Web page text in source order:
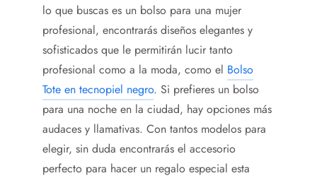
lo que buscas es un bolso para una mujer
profesional, encontrarás diseños elegantes y
sofisticados que le permitirán lucir tanto
profesional como a la moda, como el Bolso
Tote en tecnopiel negro. Si prefieres un bolso
para una noche en la ciudad, hay opciones más
audaces y llamativas. Con tantos modelos para
elegir, sin duda encontrarás el accesorio
perfecto para hacer un regalo especial esta